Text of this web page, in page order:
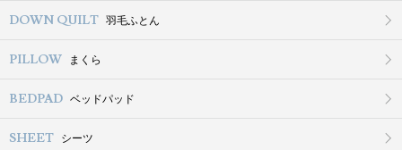
DOWN QUILT 羽毛ふとん
PILLOW まくら
BEDPAD ベッドパッド
SHEET シーツ